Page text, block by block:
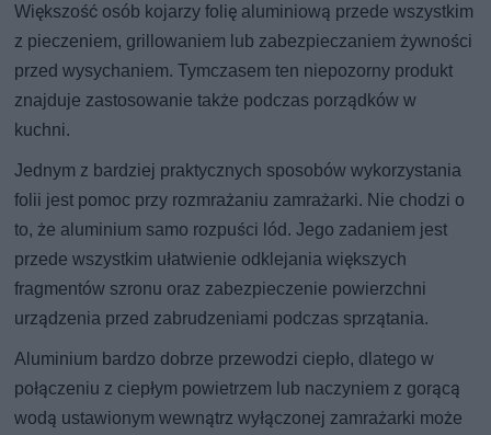
Większość osób kojarzy folię aluminiową przede wszystkim
z pieczeniem, grillowaniem lub zabezpieczaniem żywności
przed wysychaniem. Tymczasem ten niepozorny produkt
znajduje zastosowanie także podczas porządków w
kuchni.
Jednym z bardziej praktycznych sposobów wykorzystania
folii jest pomoc przy rozmrażaniu zamrażarki. Nie chodzi o
to, że aluminium samo rozpuści lód. Jego zadaniem jest
przede wszystkim ułatwienie odklejania większych
fragmentów szronu oraz zabezpieczenie powierzchni
urządzenia przed zabrudzeniami podczas sprzątania.
Aluminium bardzo dobrze przewodzi ciepło, dlatego w
połączeniu z ciepłym powietrzem lub naczyniem z gorącą
wodą ustawionym wewnątrz wyłączonej zamrażarki może